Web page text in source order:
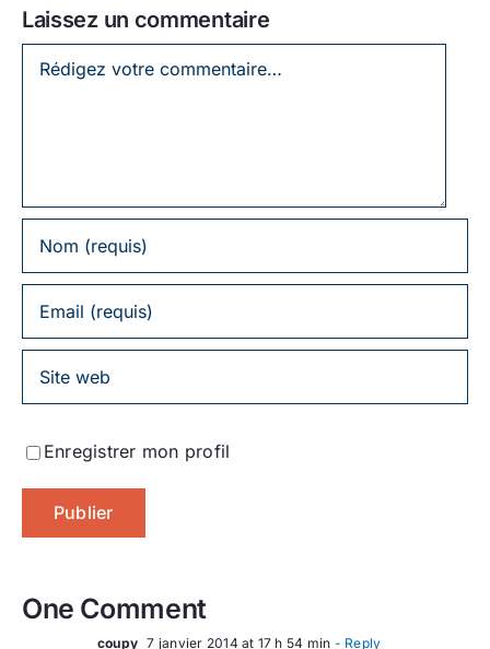
One Comment
coupy 7 janvier 2014 at 17 h 54 min - Reply
Laissez un commentaire
Laissez
Enregistrer mon profil